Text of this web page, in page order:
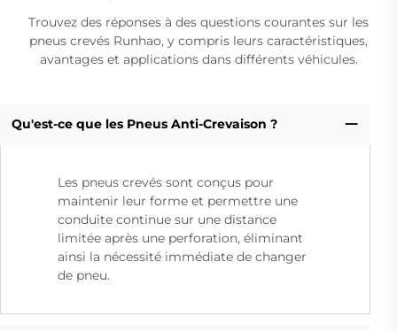
Trouvez des réponses à des questions courantes sur les
pneus crevés Runhao, y compris leurs caractéristiques,
avantages et applications dans différents véhicules.
Qu'est-ce que les Pneus Anti-Crevaison ?
Les pneus crevés sont conçus pour
maintenir leur forme et permettre une
conduite continue sur une distance
limitée après une perforation, éliminant
ainsi la nécessité immédiate de changer
de pneu.